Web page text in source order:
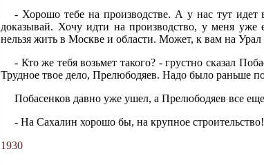
- Хорошо тебе на производстве. А у нас тут идет
доказывай. Хочу идти на производство, у меня уже
нельзя жить в Москве и области. Может, к вам на Урал
- Кто же тебя возьмет такого? - грустно сказал
Трудное твое дело, Прелюбодяев. Надо было раньше
Побасенков давно уже ушел, а Прелюбодяев все
- На Сахалин хорошо бы, на крупное строительство!
1930